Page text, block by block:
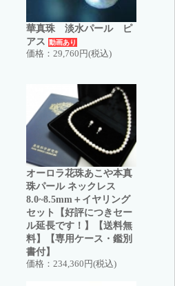
華真珠 淡水パール ピ
アス 動画あり
価格： 29,760円(税込)
オーロラ花珠あこや本真
珠パール ネックレス
8.0~8.5mm＋イヤリング
セット【好評につきセー
ル延長です！】【送料無
料】【専用ケース・鑑別
書付】
価格： 234,360円(税込)